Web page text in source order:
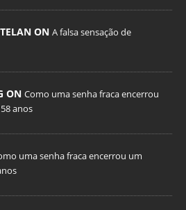
ON A falsa sensação de
ON Como uma senha fraca encerrou
anos
uma senha fraca encerrou um